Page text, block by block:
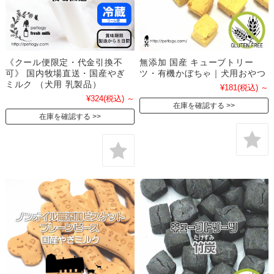
《クール便限定・代金引換不
可》 国内牧場直送・国産やぎ
ミルク （犬用 乳製品）
¥324(税込) ～
在庫を確認する
無添加 国産 キューブトリー
ツ・有機かぼちゃ｜犬用おやつ
¥181(税込) ～
在庫を確認する